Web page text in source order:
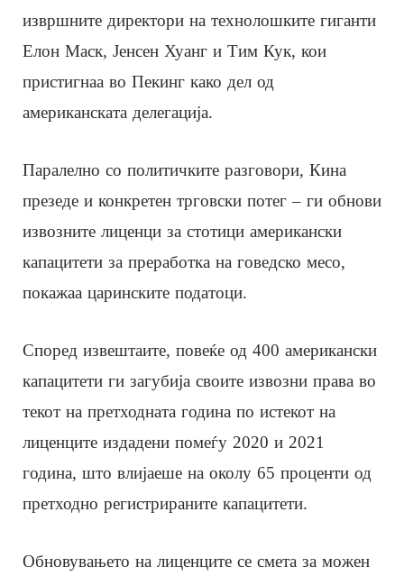
извршните директори на технолошките гиганти
Елон Маск, Јенсен Хуанг и Тим Кук, кои
пристигнаа во Пекинг како дел од
американската делегација.
Паралелно со политичките разговори, Кина
презеде и конкретен трговски потег – ги обнови
извозните лиценци за стотици американски
капацитети за преработка на говедско месо,
покажаа царинските податоци.
Според извештаите, повеќе од 400 американски
капацитети ги загубија своите извозни права во
текот на претходната година по истекот на
лиценците издадени помеѓу 2020 и 2021
година, што влијаеше на околу 65 проценти од
претходно регистрираните капацитети.
Обновувањето на лиценците се смета за можен